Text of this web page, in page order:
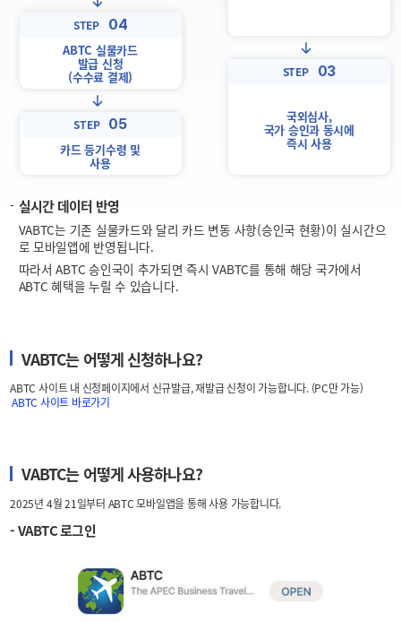
STEP
04
ABTC 실물카드
발급 신청
(수수료 결제)
STEP 05
카드 등기수령 및
사용
STEP 03
국외심사,
국가 승인과 동시에
즉시 사용
실시간 데이터 반영
VABTC는 기존 실물카드와 달리 카드 변동 사항(승인국 현황)이 실시간으
로 모바일앱에 반영됩니다.
따라서 ABTC 승인국이 추가되면 즉시 VABTC를 통해 해당 국가에서
ABTC 혜택을 누릴 수 있습니다.
VABTC는 어떻게 신청하나요?
ABTC 사이트 내 신청페이지에서 신규발급, 재발급 신청이 가능합니다. (PC만 가능)
ABTC 사이트 바로가기
VABTC는 어떻게 사용하나요?
2025년 4월 21일부터 ABTC 모바일앱을 통해 사용 가능합니다.
- VABTC 로그인